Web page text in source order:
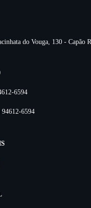
do Vouga, 130 - Capão
6594
94612-6594